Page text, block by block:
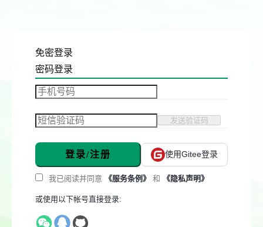
免密登录
密码登录
发送验证码
登录/注册 使用Gitee登录
我已阅读并同意 《服务条例》 和 《隐私声明》
或使用以下帐号直接登录: